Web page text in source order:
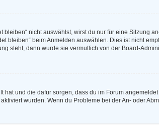
bleiben“ nicht auswählst, wirst du nur für eine Sitzung
bleiben“ beim Anmelden auswählen. Dies ist nicht
steht, dann wurde sie vermutlich von der Board-
hat und die dafür sorgen, dass du im Forum
wurden. Wenn du Probleme bei der An- oder